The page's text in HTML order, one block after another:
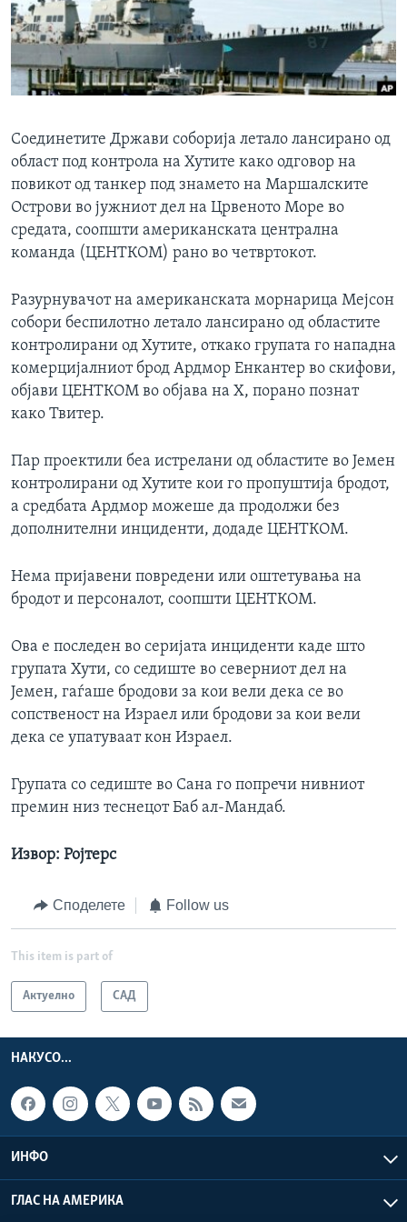
ИНТЕРВЈУА
Јазици
Соединетите Држави соборија летало лансирано од
област под контрола на Хутите како одговор на
повикот од танкер под знамето на Маршалските
Острови во јужниот дел на Црвеното Море во
средата, соопшти американската централна
команда (ЦЕНТКОМ) рано во четвртокот.
Разурнувачот на американската морнарица Мејсон
собори беспилотно летало лансирано од областите
контролирани од Хутите, откако групата го нападна
комерцијалниот брод Ардмор Енкантер во скифови,
објави ЦЕНТКОМ во објава на Х, порано познат
како Твитер.
Пар проектили беа истрелани од областите во Јемен
контролирани од Хутите кои го пропуштија бродот,
а средбата Ардмор можеше да продолжи без
дополнителни инциденти, додаде ЦЕНТКОМ.
Нема пријавени повредени или оштетувања на
бродот и персоналот, соопшти ЦЕНТКОМ.
Ова е последен во серијата инциденти каде што
групата Хути, со седиште во северниот дел на
Јемен, гаѓаше бродови за кои вели дека се во
сопственост на Израел или бродови за кои вели
дека се упатуваат кон Израел.
Групата со седиште во Сана го попречи нивниот
премин низ теснецот Баб ал-Мандаб.
Извор: Ројтерс
Споделете Follow us
This item is part of
Актуелно САД
НАКУСО...
ИНФО
ГЛАС НА АМЕРИКА